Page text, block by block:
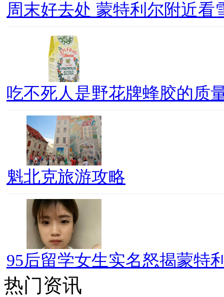
周末好去处 蒙特利尔附近看
吃不死人是野花牌蜂胶的质
魁北克旅游攻略
95后留学女生实名怒揭蒙特
热门资讯